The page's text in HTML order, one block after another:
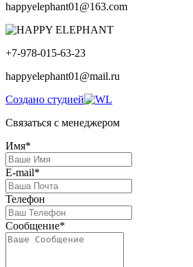
happyelephant01@163.com
+7-978-015-63-23
happyelephant01@mail.ru
Создано студией
Связаться с менеджером
Имя*
E-mail*
Телефон
Сообщение*